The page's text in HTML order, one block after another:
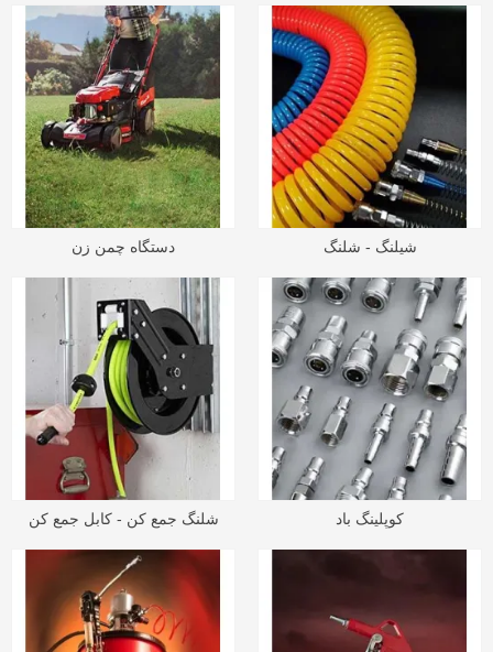
شیلنگ - شلنگ دستگاه چمن زن
کوپلینگ باد شلنگ جمع کن - کابل جمع کن